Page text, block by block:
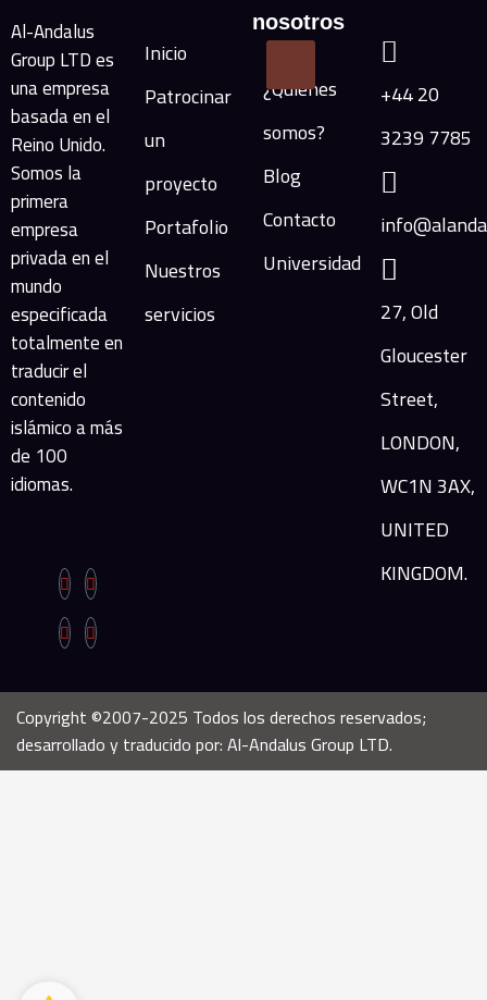
Al-Andalus
Group LTD es
una empresa
basada en el
Reino Unido.
Somos la
primera
empresa
privada en el
mundo
especificada
totalmente en
traducir el
contenido
islámico a más
de 100
idiomas.
Inicio
Patrocinar
un
proyecto
Portafolio
Nuestros
servicios
nosotros
¿Quiénes
somos?
Blog
Contacto
Universidad
+44 20
3239 7785
27, Old
Gloucester
Street,
LONDON,
WC1N 3AX,
UNITED
KINGDOM.
Copyright ©2007-2025 Todos los derechos reservados;
desarrollado y traducido por: Al-Andalus Group LTD.